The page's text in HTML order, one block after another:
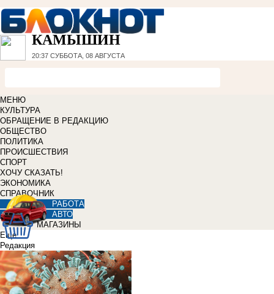
КАМЫШИН
20:37 СУББОТА, 08 АВГУСТА
МЕНЮ
КУЛЬТУРА
ОБРАЩЕНИЕ В РЕДАКЦИЮ
ОБЩЕСТВО
ПОЛИТИКА
ПРОИСШЕСТВИЯ
СПОРТ
ХОЧУ СКАЗАТЬ!
ЭКОНОМИКА
СПРАВОЧНИК
РАБОТА
АВТО
МАГАЗИНЫ
Еще
Редакция